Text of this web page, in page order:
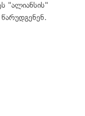
"ალიანსის"